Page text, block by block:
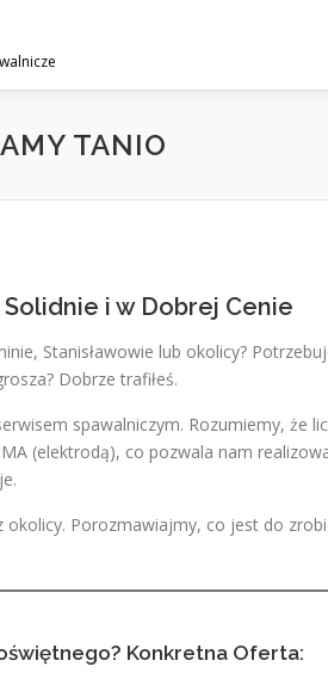
TANIO
i w Dobrej Cenie
Stanisławowie lub okolicy?
Dobrze trafiłeś.
spawalniczym. Rozumiemy, że
(elektrodą), co pozwala nam
okolicy. Porozmawiajmy, co jest do
Konkretna Oferta: